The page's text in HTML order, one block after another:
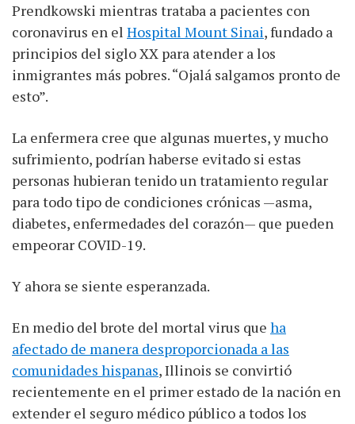
Prendkowski mientras trataba a pacientes con
coronavirus en el Hospital Mount Sinai, fundado a
principios del siglo XX para atender a los
inmigrantes más pobres. “Ojalá salgamos pronto de
esto”.
La enfermera cree que algunas muertes, y mucho
sufrimiento, podrían haberse evitado si estas
personas hubieran tenido un tratamiento regular
para todo tipo de condiciones crónicas —asma,
diabetes, enfermedades del corazón— que pueden
empeorar COVID-19.
Y ahora se siente esperanzada.
En medio del brote del mortal virus que ha
afectado de manera desproporcionada a las
comunidades hispanas, Illinois se convirtió
recientemente en el primer estado de la nación en
extender el seguro médico público a todos los